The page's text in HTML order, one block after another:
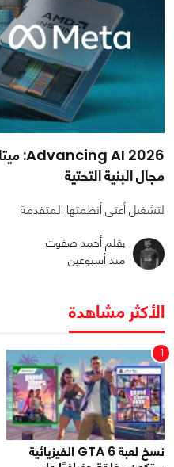
مجال البنية التحتية
لتشغيل أعتى أنظمتها المتقدمة
بقلم أحمد صفوت
منذ أسبوعين
الأكثر مشاهدة
1
نسخ لعبة GTA 6 الفيزيائية